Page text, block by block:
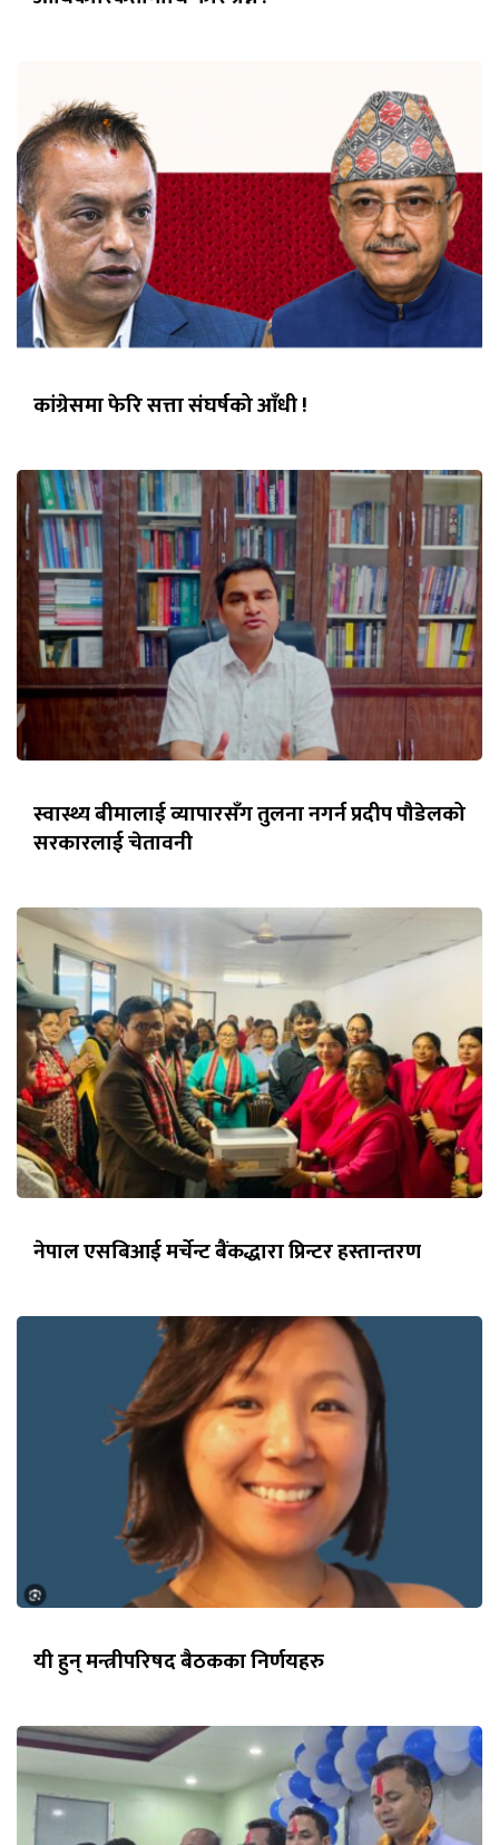
कांग्रेसमा फेरि सत्ता संघर्षको आँधी !
स्वास्थ्य बीमालाई व्यापारसँग तुलना नगर्न प्रदीप पौडेलको
सरकारलाई चेतावनी
नेपाल एसबिआई मर्चेन्ट बैंकद्धारा प्रिन्टर हस्तान्तरण
यी हुन् मन्त्रीपरिषद बैठकका निर्णयहरु